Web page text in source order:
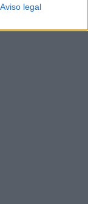
Aviso legal